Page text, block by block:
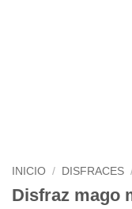
INICIO / DISFRACES
Disfraz mago